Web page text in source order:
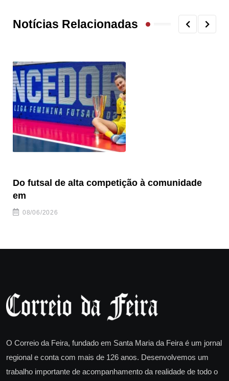
Notícias Relacionadas
Do futsal de alta competição à comunidade
em
08/06/2026
O Correio da Feira, fundado em Santa Maria da Feira é um jornal
regional e conta com mais de 126 anos. Desenvolvemos um
trabalho importante de acompanhamento da realidade de todo o